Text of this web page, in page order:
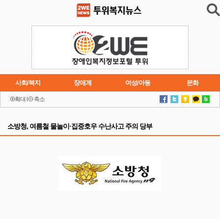
사회/복지 장애계 여성/아동 문화
이슈 연재소설
확대 축소
소방청, 여름철 물놀이·집중호우 수난사고 주의 당부